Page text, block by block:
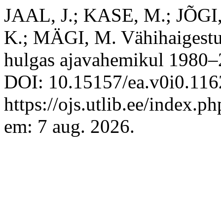
JAAL, J.; KASE, M.;
K.; MÄGI, M.
hulgas ajavahemikul
DOI: 10.15157/
https://ojs.utlib.ee/
em: 7 aug. 2026.